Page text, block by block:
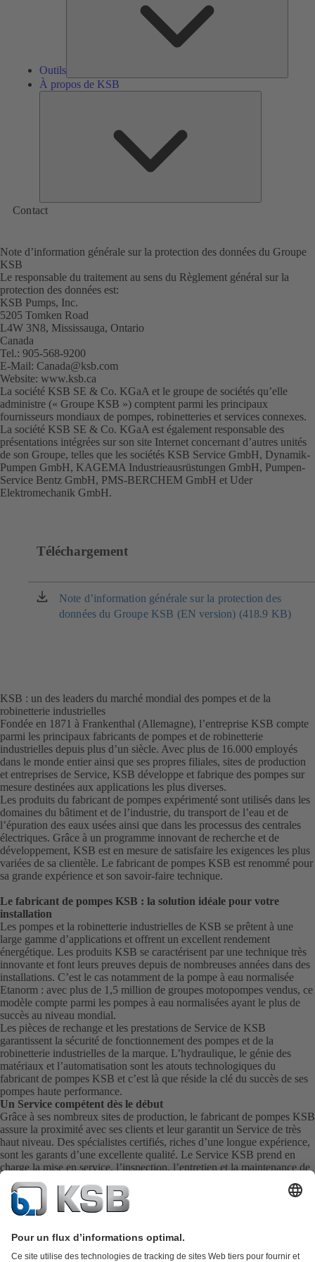
Outils
À propos de KSB
Contact
Note d’information générale sur la protection des données du Groupe
KSB
Le responsable du traitement au sens du Règlement général sur la
protection des données est:
KSB Pumps, Inc.
5205 Tomken Road
L4W 3N8, Mississauga, Ontario
Canada
Tel.: 905-568-9200
E-Mail: Canada@ksb.com
Website: www.ksb.ca
dans
un
nouvel
onglet)
La société KSB SE & Co. KGaA et le groupe de sociétés qu’elle
administre (« Groupe KSB ») comptent parmi les principaux
fournisseurs mondiaux de pompes, robinetteries et services connexes.
La société KSB SE & Co. KGaA est également responsable des
présentations intégrées sur son site Internet concernant d’autres unités
de son Groupe, telles que les sociétés KSB Service GmbH, Dynamik-
Pumpen GmbH, KAGEMA Industrieausrüstungen GmbH, Pumpen-
Service Bentz GmbH, PMS-BERCHEM GmbH et Uder
Elektromechanik GmbH.
Téléchargement
Note d’information générale sur la protection des
données du Groupe KSB (EN version) (418.9 KB)
(s'ouvre
dans
KSB : un des leaders du marché mondial des pompes et de la
robinetterie industrielles
Fondée en 1871 à Frankenthal (Allemagne), l’entreprise KSB compte
parmi les principaux fabricants de pompes et de robinetterie
industrielles depuis plus d’un siècle. Avec plus de 16.000 employés
dans le monde entier ainsi que ses propres filiales, sites de production
et entreprises de Service, KSB développe et fabrique des pompes sur
mesure destinées aux applications les plus diverses.
Les produits du fabricant de pompes expérimenté sont utilisés dans les
domaines du bâtiment et de l’industrie, du transport de l’eau et de
l’épuration des eaux usées ainsi que dans les processus des centrales
électriques. Grâce à un programme innovant de recherche et de
développement, KSB est en mesure de satisfaire les exigences les plus
variées de sa clientèle. Le fabricant de pompes KSB est renommé pour
sa grande expérience et son savoir-faire technique.
Le fabricant de pompes KSB : la solution idéale pour votre
installation
Les pompes et la robinetterie industrielles de KSB se prêtent à une
large gamme d’applications et offrent un excellent rendement
énergétique. Les produits KSB se caractérisent par une technique très
innovante et font leurs preuves depuis de nombreuses années dans des
installations. C’est le cas notamment de la pompe à eau normalisée
Etanorm : avec plus de 1,5 million de groupes motopompes vendus, ce
modèle compte parmi les pompes à eau normalisées ayant le plus de
succès au niveau mondial.
Les pièces de rechange et les prestations de Service de KSB
garantissent la sécurité de fonctionnement des pompes et de la
robinetterie industrielles de la marque. L’hydraulique, le génie des
matériaux et l’automatisation sont les atouts technologiques du
fabricant de pompes KSB et c’est là que réside la clé du succès de ses
pompes haute performance.
Un Service compétent dès le début
Grâce à ses nombreux sites de production, le fabricant de pompes KSB
assure la proximité avec ses clients et leur garantit un Service de très
haut niveau. Des spécialistes certifiés, riches d’une longue expérience,
sont les garants d’une excellente qualité. Le Service KSB prend en
charge la mise en service, l’inspection, l’entretien et la maintenance de
vos pompes, de votre robinetterie et de l’ensemble de vos installations
directement sur site. KSB assure également la livraison rapide de
pièces de rechange pour vous fournir directement le meilleur Service
possible.